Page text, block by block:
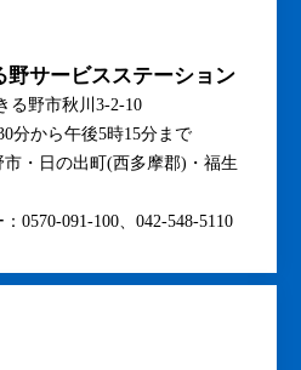
野サービスステーション
野市秋川3‐2‐10
分から午後5時15分まで
・日の出町(西多摩郡)・福生
0570-091-100、042-548-5110